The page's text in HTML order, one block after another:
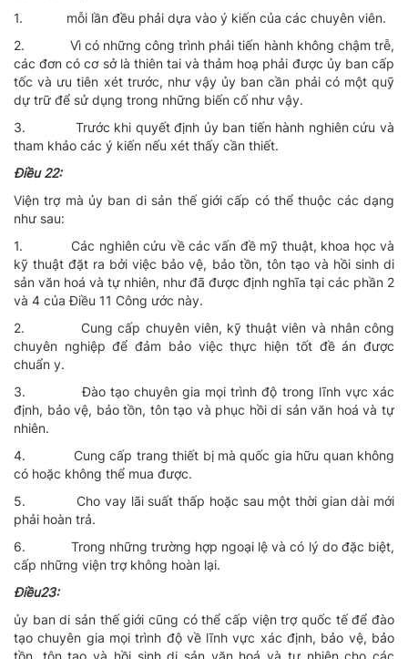
1. mỗi lần đều phải dựa vào ý kiến của các chuyên viên.
2. Vì có những công trình phải tiến hành không chậm trễ,
các đơn có cơ sở là thiên tai và thảm hoạ phải được ủy ban cấp
tốc và ưu tiên xét trước, như vậy ủy ban cần phải có một quỹ
dự trữ để sử dụng trong những biến cố như vậy.
3. Trước khi quyết định ủy ban tiến hành nghiên cứu và
tham khảo các ý kiến nếu xét thấy cần thiết.
Ðiều 22:
Viện trợ mà ủy ban di sản thế giới cấp có thể thuộc các dạng
như sau:
1.Các nghiên cứu về các vấn đề mỹ thuật, khoa học và
kỹ thuật đặt ra bởi việc bảo vệ, bảo tồn, tôn tạo và hồi sinh di
sản văn hoá và tự nhiên, như đã được định nghĩa tại các phần 2
và 4 của Ðiều 11 Công ước này.
2.Cung cấp chuyên viên, kỹ thuật viên và nhân công
chuyên nghiệp để đảm bảo việc thực hiện tốt đề án được
chuẩn y.
3.Ðào tạo chuyên gia mọi trình độ trong lĩnh vực xác
định, bảo vệ, bảo tồn, tôn tạo và phục hồi di sản văn hoá và tự
nhiên.
4. Cung cấp trang thiết bị mà quốc gia hữu quan không
có hoặc không thể mua được.
5.Cho vay lãi suất thấp hoặc sau một thời gian dài mới
phải hoàn trả.
6. Trong những trường hợp ngoại lệ và có lý do đặc biệt,
cấp những viện trợ không hoàn lại.
Ðiều23:
ủy ban di sản thế giới cũng có thể cấp viện trợ quốc tế để đào
tạo chuyên gia mọi trình độ về lĩnh vực xác định, bảo vệ, bảo